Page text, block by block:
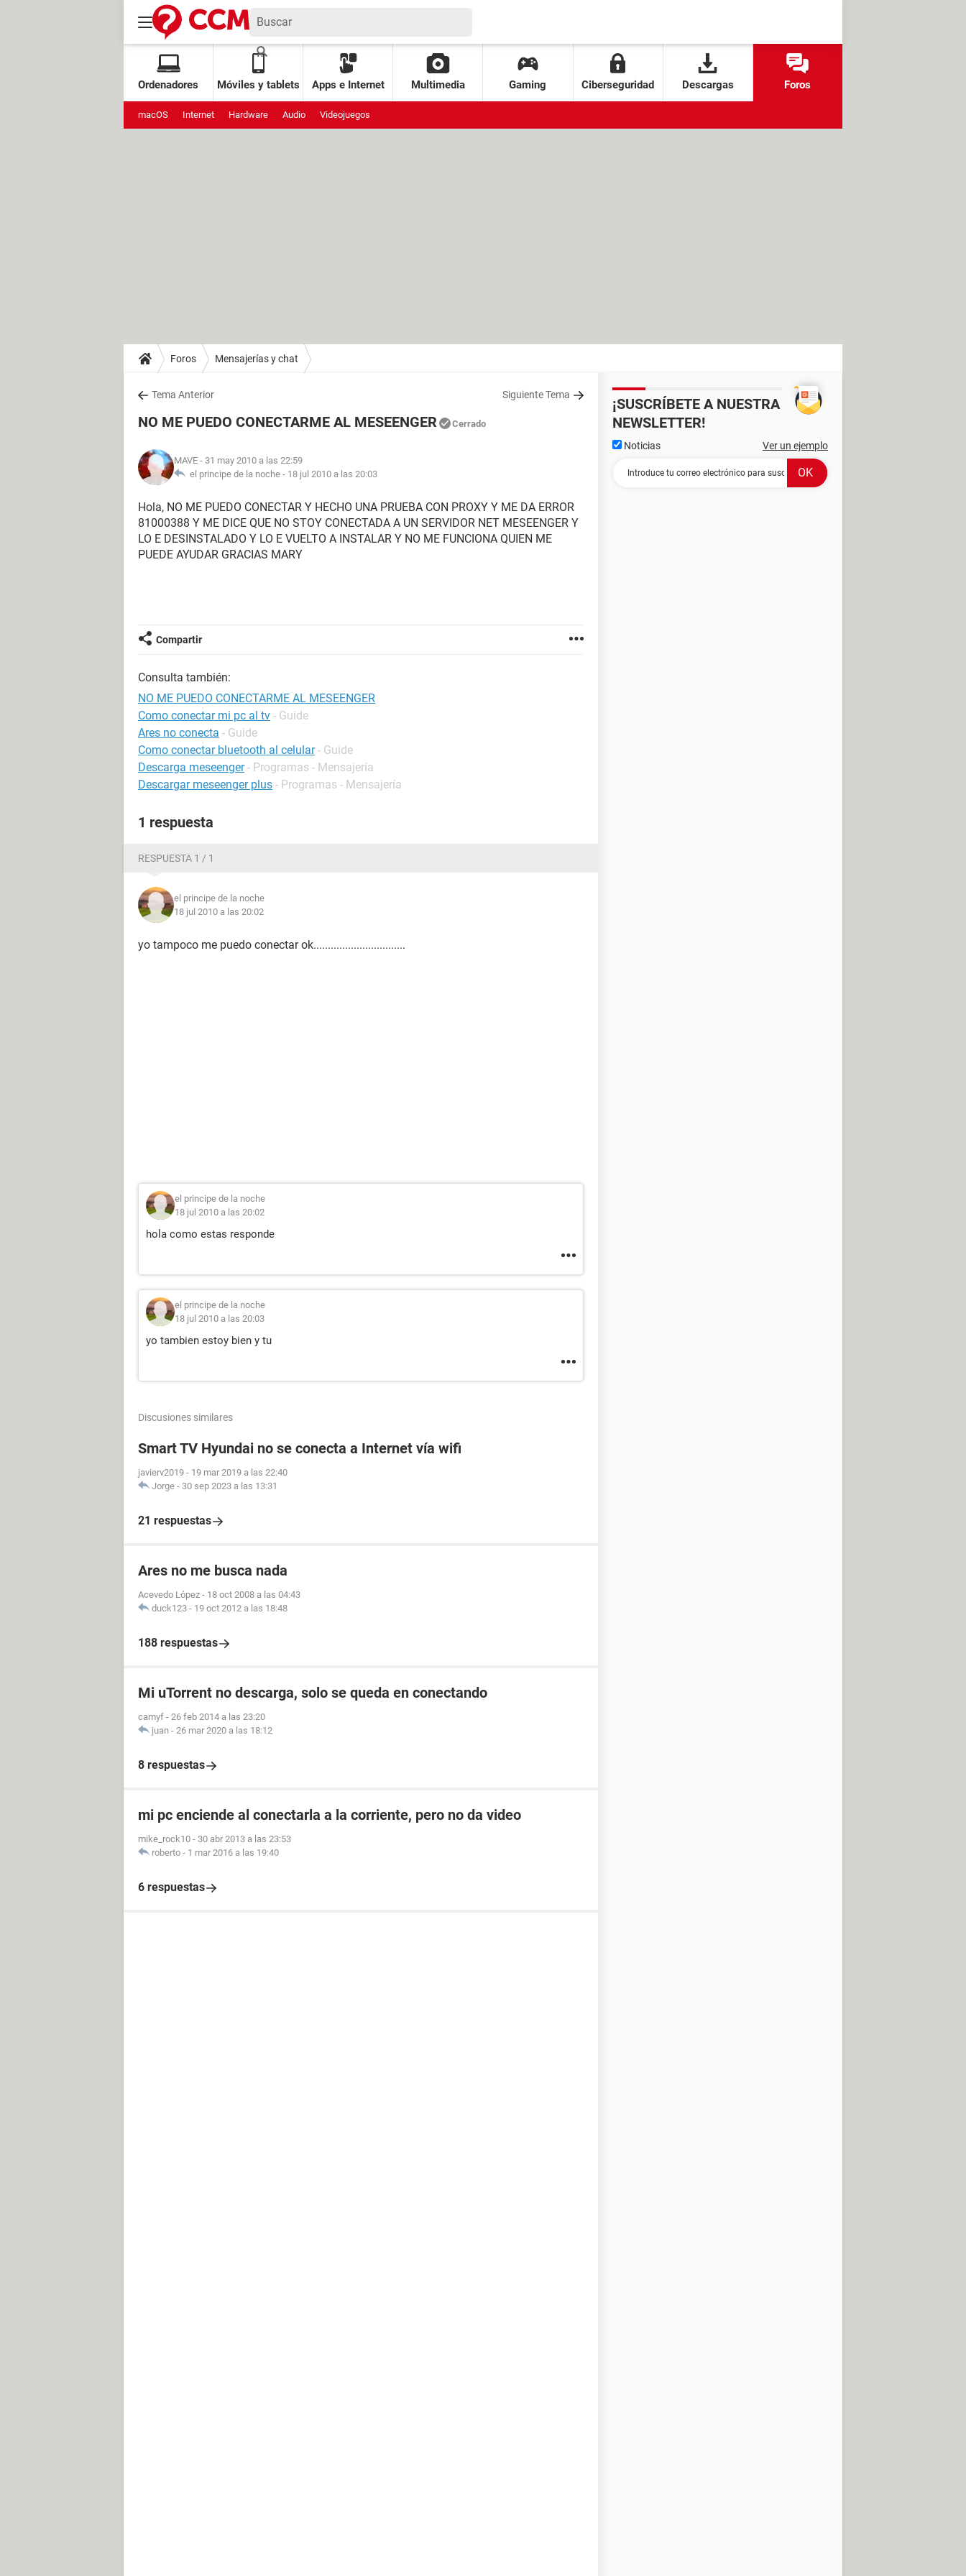
Ordenadores Móviles y tablets Apps e Internet Multimedia Gaming Ciberseguridad Descargas Foros
macOS Internet Hardware Audio Videojuegos
Foros Mensajerías y chat
Tema Anterior Siguiente Tema
NO ME PUEDO CONECTARME AL MESEENGER Cerrado
MAVE - 31 may 2010 a las 22:59
el principe de la noche - 18 jul 2010 a las 20:03
Hola, NO ME PUEDO CONECTAR Y HECHO UNA PRUEBA CON PROXY Y ME DA ERROR
81000388 Y ME DICE QUE NO STOY CONECTADA A UN SERVIDOR NET MESEENGER Y
LO E DESINSTALADO Y LO E VUELTO A INSTALAR Y NO ME FUNCIONA QUIEN ME
PUEDE AYUDAR GRACIAS MARY
Compartir
Consulta también:
NO ME PUEDO CONECTARME AL MESEENGER
Como conectar mi pc al tv - Guide
Ares no conecta - Guide
Como conectar bluetooth al celular - Guide
Descarga meseenger - Programas - Mensajería
Descargar meseenger plus - Programas - Mensajería
1 respuesta
RESPUESTA 1 / 1
el principe de la noche
18 jul 2010 a las 20:02
yo tampoco me puedo conectar ok................................
el principe de la noche
18 jul 2010 a las 20:02
hola como estas responde
el principe de la noche
18 jul 2010 a las 20:03
yo tambien estoy bien y tu
Discusiones similares
Smart TV Hyundai no se conecta a Internet vía wifi
javierv2019 - 19 mar 2019 a las 22:40
Jorge - 30 sep 2023 a las 13:31
21 respuestas
Ares no me busca nada
Acevedo López - 18 oct 2008 a las 04:43
duck123 - 19 oct 2012 a las 18:48
188 respuestas
Mi uTorrent no descarga, solo se queda en conectando
camyf - 26 feb 2014 a las 23:20
juan - 26 mar 2020 a las 18:12
8 respuestas
mi pc enciende al conectarla a la corriente, pero no da video
mike_rock10 - 30 abr 2013 a las 23:53
roberto - 1 mar 2016 a las 19:40
6 respuestas
¡SUSCRÍBETE A NUESTRA
NEWSLETTER!
Noticias Ver un ejemplo